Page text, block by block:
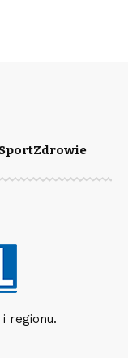
SportZdrowie
regionu.